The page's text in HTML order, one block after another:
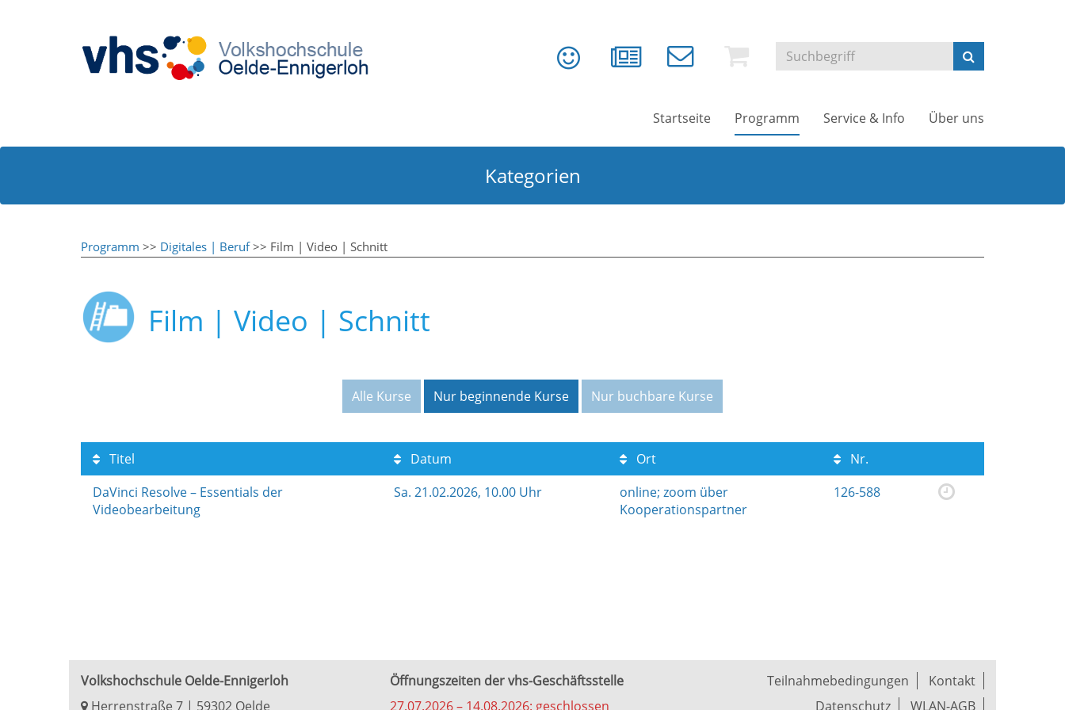
Startseite Programm Service & Info Über uns
Kategorien
Programm >> Digitales | Beruf>> Film | Video | Schnitt
Film | Video | Schnitt
Alle Kurse Nur beginnende Kurse Nur buchbare Kurse
Titel Datum Ort
Nr.
DaVinci Resolve – Essentials der
Videobearbeitung
Sa. 21.02.2026, 10.00 Uhr
online; zoom über
Kooperationspartner
126-588
Volkshochschule Oelde-Ennigerloh
Herrenstraße 7 | 59302 Oelde
Öffnungszeiten der vhs-Geschäftsstelle
27.07.2026 – 14.08.2026: geschlossen
Teilnahmebedingungen
Kontakt
Datenschutz
WLAN-AGB